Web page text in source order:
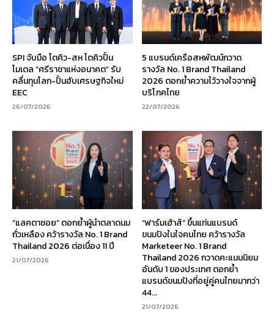
SPI จับมือ โตคิว-สห โตคิวปั้น
โมเดล “ศรีราชาแห่งอนาคต” รับ
คลื่นทุนโลก-ปั้นฮับเศรษฐกิจใหม่
EEC
26/07/2026
5 แบรนด์เครือสหพัฒน์กวาด
รางวัล No. 1 Brand Thailand
2026 ตอกย้ำความไว้วางใจจากผู้
บริโภคไทย
22/07/2026
“แลคตาซอย” ตอกย้ำผู้นำตลาดนม
ถั่วเหลือง คว้ารางวัล No. 1 Brand
Thailand 2026 ต่อเนื่อง 11 ปี
21/07/2026
“ฟาร์มเฮ้าส์” ขึ้นแท่นแบรนด์
ขนมปังในใจคนไทย คว้ารางวัล
Marketeer No. 1 Brand
Thailand 2026 กวาดคะแนนนิยม
อันดับ 1 ของประเทศ ตอกย้ำ
แบรนด์ขนมปังที่อยู่คู่คนไทยมากว่า
44...
21/07/2026